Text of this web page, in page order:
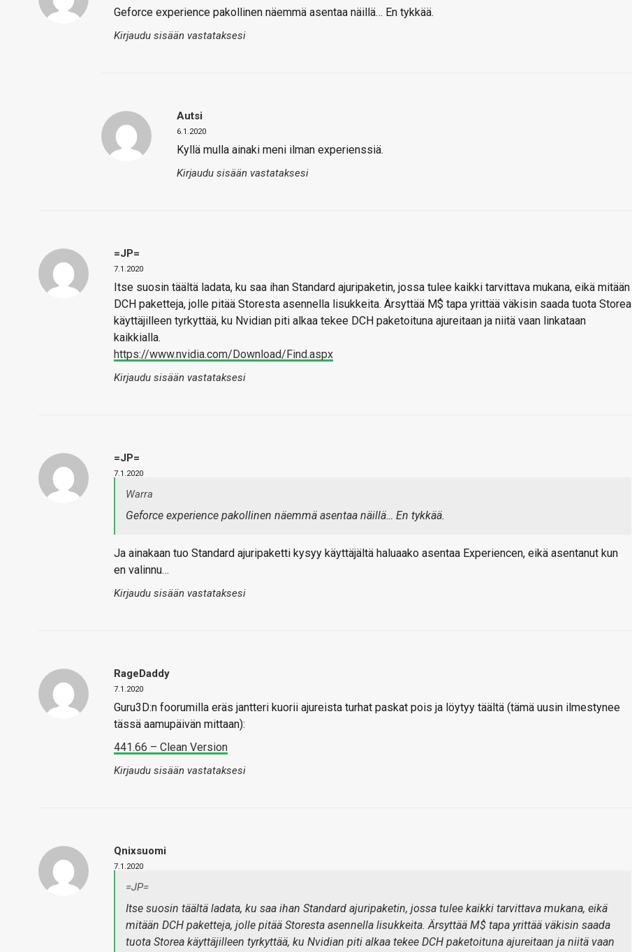
Geforce experience pakollinen näemmä asentaa näillä… En tykkää.
Kirjaudu sisään vastataksesi
Autsi
6.1.2020
Kyllä mulla ainaki meni ilman experienssiä.
Kirjaudu sisään vastataksesi
=JP=
7.1.2020
Itse suosin täältä ladata, ku saa ihan Standard ajuripaketin, jossa tulee kaikki tarvittava mukana, eikä mitään
DCH paketteja, jolle pitää Storesta asennella lisukkeita. Ärsyttää M$ tapa yrittää väkisin saada tuota Storea
käyttäjilleen tyrkyttää, ku Nvidian piti alkaa tekee DCH paketoituna ajureitaan ja niitä vaan linkataan
kaikkialla.
https://www.nvidia.com/Download/Find.aspx
Kirjaudu sisään vastataksesi
=JP=
7.1.2020
Warra
Geforce experience pakollinen näemmä asentaa näillä… En tykkää.
Ja ainakaan tuo Standard ajuripaketti kysyy käyttäjältä haluaako asentaa Experiencen, eikä asentanut kun
en valinnu…
Kirjaudu sisään vastataksesi
RageDaddy
7.1.2020
Guru3D:n foorumilla eräs jantteri kuorii ajureista turhat paskat pois ja löytyy täältä (tämä uusin ilmestynee
tässä aamupäivän mittaan):
441.66 – Clean Version
Kirjaudu sisään vastataksesi
Qnixsuomi
7.1.2020
=JP=
Itse suosin täältä ladata, ku saa ihan Standard ajuripaketin, jossa tulee kaikki tarvittava mukana, eikä
mitään DCH paketteja, jolle pitää Storesta asennella lisukkeita. Ärsyttää M$ tapa yrittää väkisin saada
tuota Storea käyttäjilleen tyrkyttää, ku Nvidian piti alkaa tekee DCH paketoituna ajureitaan ja niitä vaan